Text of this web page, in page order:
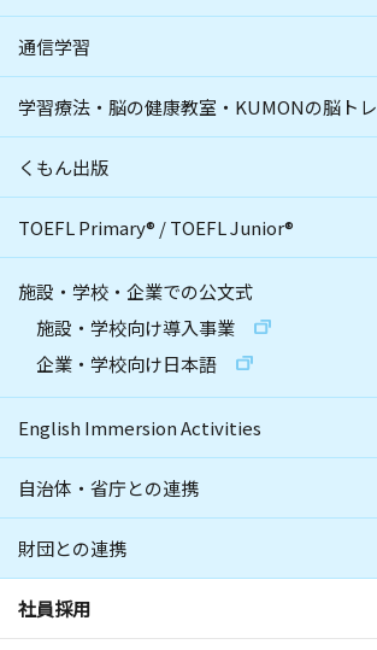
通信学習
学習療法・脳の健康教室・KUMONの脳トレ
くもん出版
TOEFL Primary® /TOEFL Junior®
施設・学校・企業での公文式
施設・学校向け導入事業
企業・学校向け日本語
English Immersion Activities
自治体・省庁との連携
財団との連携
社員採用